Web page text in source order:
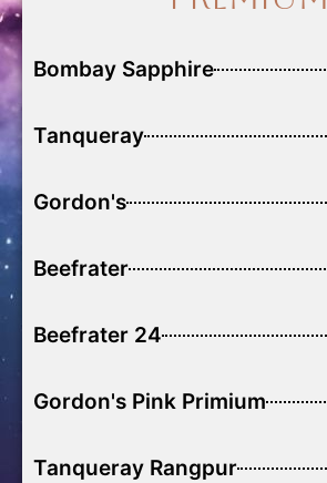
Bombay Sapphire
Tanqueray
Gordon's
Beefrater
Beefrater 24
Gordon's Pink Primium
Tanqueray Rangpur